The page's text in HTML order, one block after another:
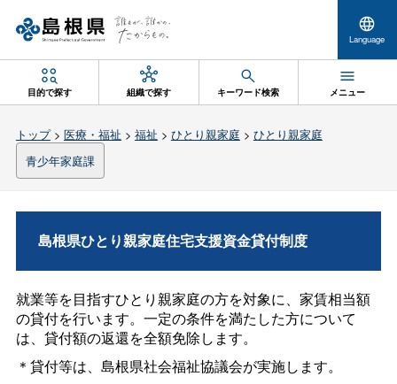
Language
目的で探す 組織で探す キーワード検索 メニュー
トップ> 医療・福祉 > 福祉 > ひとり親家庭 > ひとり親家庭
青少年家庭課
島根県ひとり親家庭住宅支援資金貸付制度
就業等を目指すひとり親家庭の方を対象に、家賃相当額
の貸付を行います。一定の条件を満たした方について
は、貸付額の返還を全額免除します。
＊貸付等は、島根県社会福祉協議会が実施します。